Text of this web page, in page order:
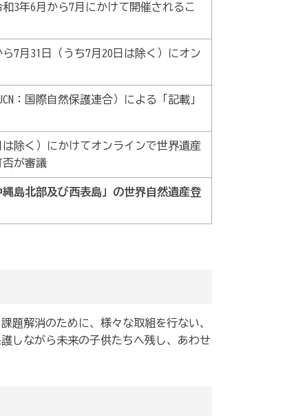
3年6月から7月にかけて開催されるこ
7月31日（うち7月20日は除く）にオン
：国際自然保護連合）による「記載」
除く）にかけてオンラインで世界遺産
否が審議
島北部及び西表島」の世界自然遺産登
題解消のために、様々な取組を行ない、
しながら未来の子供たちへ残し、あわせ